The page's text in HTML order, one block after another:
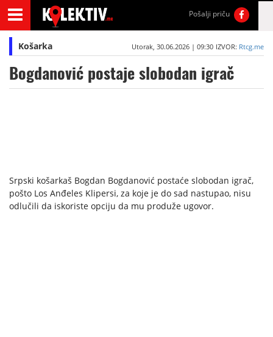
Pošalji priču
Košarka Utorak, 30.06.2026 | 09:30 IZVOR: Rtcg.me
Bogdanović postaje slobodan igrač
Srpski košarkaš Bogdan Bogdanović postaće slobodan igrač,
pošto Los Anđeles Klipersi, za koje je do sad nastupao, nisu
odlučili da iskoriste opciju da mu produže ugovor.